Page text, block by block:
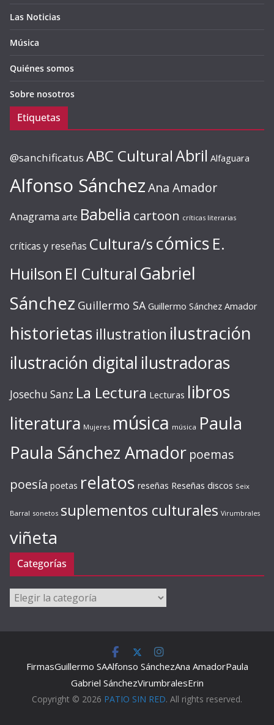
Las Noticias
Música
Quiénes somos
Sobre nosotros
Etiquetas
@sanchificatus ABC CulturalAbril Alfaguara
Alfonso SánchezAna Amador
Anagrama arte Babelia cartoon críticas literarias
críticas y reseñas Cultura/s cómics E.
Huilson El Cultural Gabriel
Sánchez Guillermo SA Guillermo Sánchez Amador
historietas illustration ilustración
ilustración digital ilustradoras
Josechu Sanz La Lectura Lecturas libros
literatura Mujeres música música Paula
Paula Sánchez Amador poemas
poesía poetas relatos reseñas Reseñas discos Seix
Barral sonetos suplementos culturales Virumbrales
viñeta
Categorías
Categorías
FirmasGuillermo SAAlfonso SánchezAna AmadorPaula
Gabriel SánchezVirumbralesErin
Copyright © 2026 PATIO SIN RED. All rights reserved.